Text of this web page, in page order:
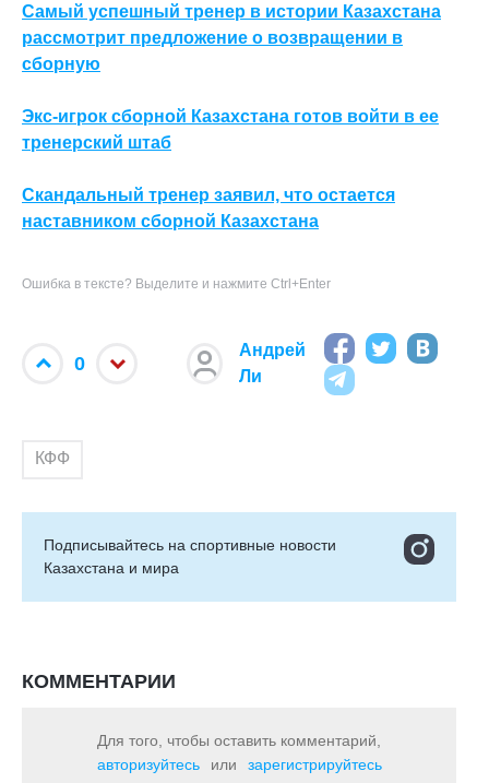
Самый успешный тренер в истории Казахстана
рассмотрит предложение о возвращении в
сборную
Экс-игрок сборной Казахстана готов войти в ее
тренерский штаб
Скандальный тренер заявил, что остается
наставником сборной Казахстана
Ошибка в тексте? Выделите и нажмите Ctrl+Enter
0
Андрей
Ли
КФФ
Подписывайтесь на cпортивные новости
Казахстана и мира
КОММЕНТАРИИ
Для того, чтобы оставить комментарий,
авторизуйтесь
или зарегистрируйтесь